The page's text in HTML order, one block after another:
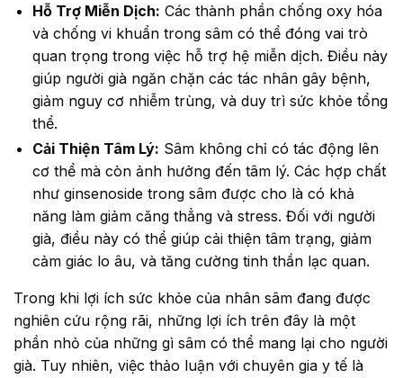
Hỗ Trợ Miễn Dịch: Các thành phần chống oxy hóa
và chống vi khuẩn trong sâm có thể đóng vai trò
quan trọng trong việc hỗ trợ hệ miễn dịch. Điều này
giúp người già ngăn chặn các tác nhân gây bệnh,
giảm nguy cơ nhiễm trùng, và duy trì sức khỏe tổng
thể.
Cải Thiện Tâm Lý: Sâm không chỉ có tác động lên
cơ thể mà còn ảnh hưởng đến tâm lý. Các hợp chất
như ginsenoside trong sâm được cho là có khả
năng làm giảm căng thẳng và stress. Đối với người
già, điều này có thể giúp cải thiện tâm trạng, giảm
cảm giác lo âu, và tăng cường tinh thần lạc quan.
Trong khi lợi ích sức khỏe của nhân sâm đang được
nghiên cứu rộng rãi, những lợi ích trên đây là một
phần nhỏ của những gì sâm có thể mang lại cho người
già. Tuy nhiên, việc thảo luận với chuyên gia y tế là